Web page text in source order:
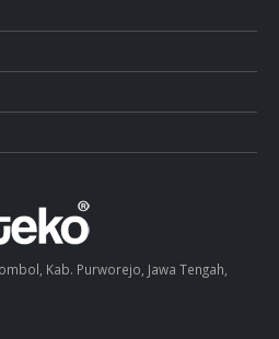
Kab. Purworejo, Jawa Tengah,